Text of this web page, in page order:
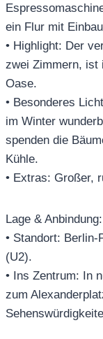
ein Flur mit
• Highlight: Der
zwei Zimmern, ist
Oase.
• Besonderes
im Winter
spenden die
Kühle.
• Extras: Großer,
Lage & Anbindung:
• Standort:
(U2).
• Ins Zentrum: In
zum